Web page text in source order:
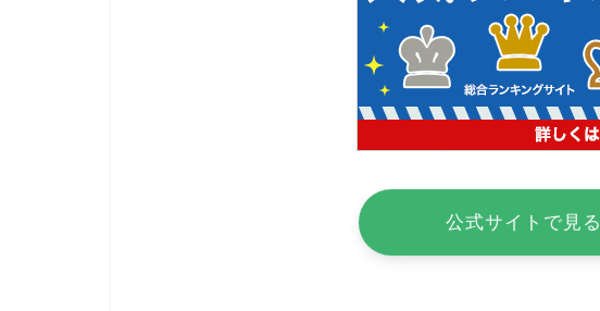
公式サイトで見る